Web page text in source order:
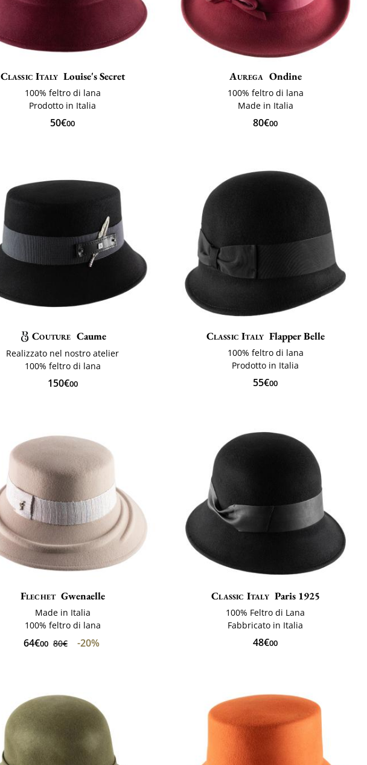
Classic Italy Louise's Secret
100% feltro di lana
Prodotto in Italia
50€00
Aurega Ondine
100% feltro di lana
Made in Italia
80€00
Couture Caume
Realizzato nel nostro atelier
100% feltro di lana
150€00
Classic Italy Flapper Belle
100% feltro di lana
Prodotto in Italia
55€00
Flechet Gwenaelle
Made in Italia
100% feltro di lana
64€00 80€ -20%
Classic Italy Paris 1925
100% Feltro di Lana
Fabbricato in Italia
48€00